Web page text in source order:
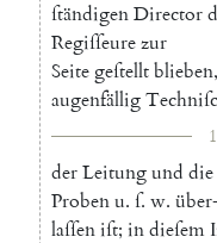
ſtändigenDirector
Regiſſeurezur
Seitegeſtelltblieben,
augenfällig
derLeitungund die
Probenu. ſ. w.
laſſeniſt; indieſem